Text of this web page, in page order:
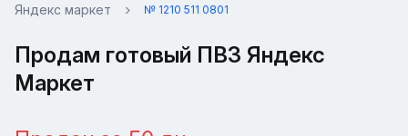
Яндекс маркет
№ 1210 511 0801
Продам готовый ПВЗ Яндекс
Маркет